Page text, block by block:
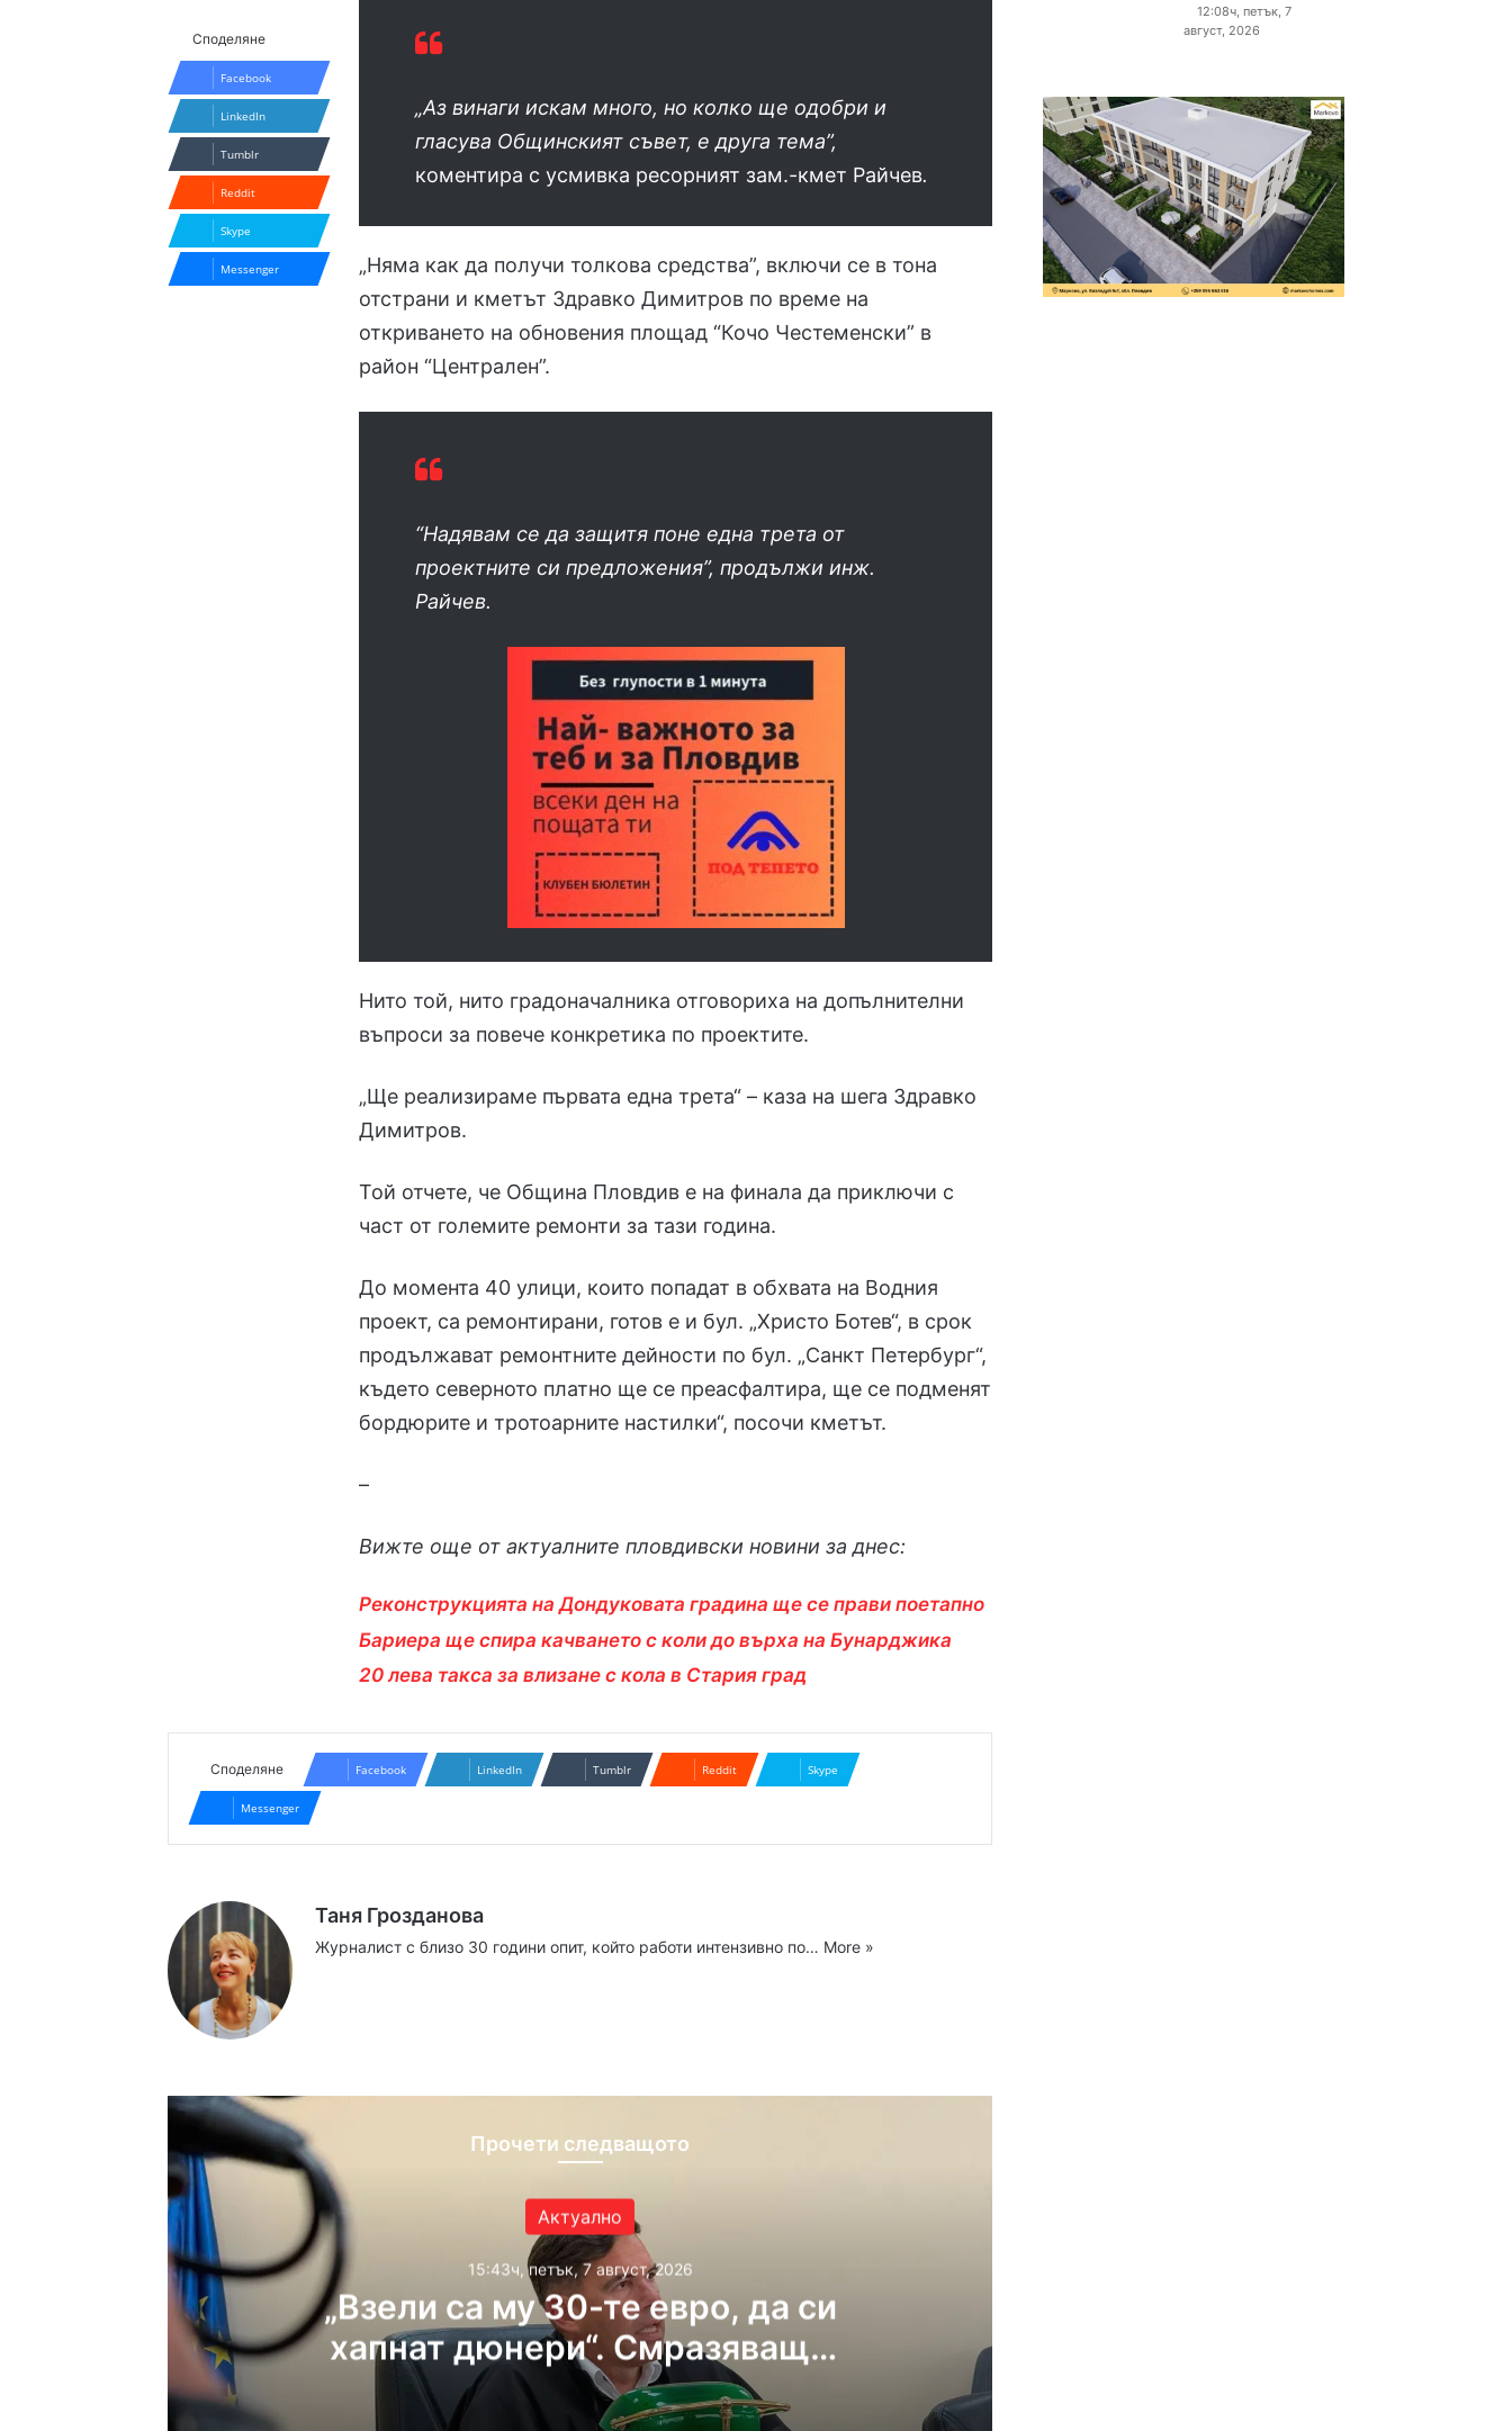
„Аз винаги искам много, но колко ще одобри и
гласува Общинският съвет, е друга тема”,
коментира с усмивка ресорният зам.-кмет Райчев.
„Няма как да получи толкова средства”, включи се в тона
отстрани и кметът Здравко Димитров по време на
откриването на обновения площад “Кочо Честеменски” в
район “Централен”.
“Надявам се да защитя поне една трета от
проектните си предложения”, продължи инж.
Райчев.
Нито той, нито градоначалника отговориха на допълнителни
въпроси за повече конкретика по проектите.
„Ще реализираме първата една трета“ – каза на шега Здравко
Димитров.
Той отчете, че Община Пловдив е на финала да приключи с
част от големите ремонти за тази година.
До момента 40 улици, които попадат в обхвата на Водния
проект, са ремонтирани, готов е и бул. „Христо Ботев“, в срок
продължават ремонтните дейности по бул. „Санкт Петербург“,
където северното платно ще се преасфалтира, ще се подменят
бордюрите и тротоарните настилки“, посочи кметът.
–
Вижте още от актуалните пловдивски новини за днес:
Реконструкцията на Дондуковата градина ще се прави поетапно
Бариера ще спира качването с коли до върха на Бунарджика
20 лева такса за влизане с кола в Стария град
Споделяне
Facebook
LinkedIn
Tumblr
Reddit
Skype
Messenger
Споделяне Facebook LinkedIn Tumblr Reddit Skype
Messenger
Таня Грозданова
Журналист с близо 30 години опит, който работи интензивно по… More »
Прочети следващото
Актуално
15:43ч, петък, 7 август, 2026
„Взели са му 30-те евро, да си
хапнат дюнери“. Смразяващи
детайли от екзекуцията на
12:08ч, петък, 7
август, 2026